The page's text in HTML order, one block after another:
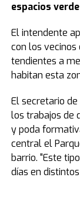
espacios
El intendente
con los vecinos
tendientes a
habitan esta
El secretario
los trabajos de
y poda
central el
barrio. "Este
días en